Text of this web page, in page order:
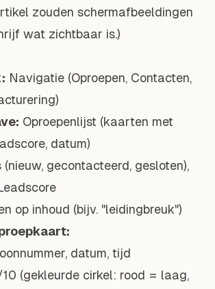
zouden schermafbeeldingen
wat zichtbaar is.)
Navigatie (Oproepen, Contacten,
Oproepenlijst (kaarten met
datum)
(nieuw, gecontacteerd, gesloten),
op inhoud (bijv. "leidingbreuk")
datum, tijd
(gekleurde cirkel: rood = laag,